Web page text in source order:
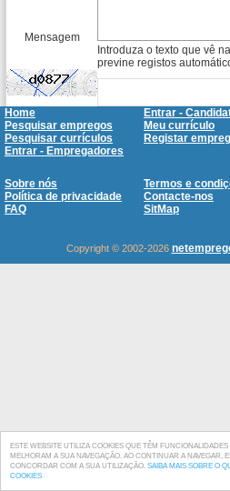
ESTE WEBSITE UTILIZA COOKIES QUE TÊM FUNCIONALIDADES
MELHORAM A SUA NAVEGAÇÃO. AO CONTINUAR A NAVEGAR,
CONCORDAR COM A SUA UTILIZAÇÃO. SAIBA MAIS SOBRE O
COOKIES
Mensagem
Introduza o texto que vê
previne registos
Home
Entrar -
Pesquisar empregos
Meu currículo
Pesquisar currículos
Registar
Entrar - Empregadores
Sobre nós
Termos e
Política de privacidade
Contacte-nos
FAQ
SitMap
Copyright © 2002-2026